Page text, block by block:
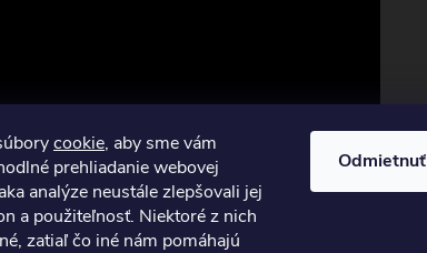
cookie, aby sme vám
prehliadanie webovej
analýze neustále zlepšovali jej
a použiteľnosť. Niektoré z nich
zatiaľ čo iné nám pomáhajú
Odmietnuť